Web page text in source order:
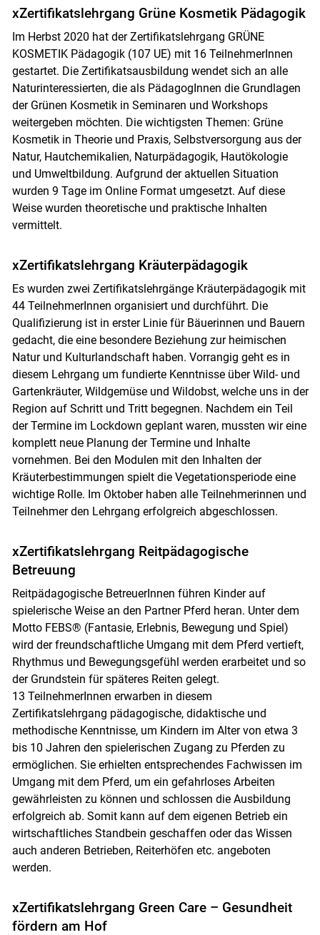
xZertifikatslehrgang Grüne Kosmetik Pädagogik
Im Herbst 2020 hat der Zertifikatslehrgang GRÜNE
KOSMETIK Pädagogik (107 UE) mit 16 TeilnehmerInnen
gestartet. Die Zertifikatsausbildung wendet sich an alle
Naturinteressierten, die als PädagogInnen die Grundlagen
der Grünen Kosmetik in Seminaren und Workshops
weitergeben möchten. Die wichtigsten Themen: Grüne
Kosmetik in Theorie und Praxis, Selbstversorgung aus der
Natur, Hautchemikalien, Naturpädagogik, Hautökologie
und Umweltbildung. Aufgrund der aktuellen Situation
wurden 9 Tage im Online Format umgesetzt. Auf diese
Weise wurden theoretische und praktische Inhalten
vermittelt.
xZertifikatslehrgang Kräuterpädagogik
Es wurden zwei Zertifikatslehrgänge Kräuterpädagogik mit
44 TeilnehmerInnen organisiert und durchführt. Die
Qualifizierung ist in erster Linie für Bäuerinnen und Bauern
gedacht, die eine besondere Beziehung zur heimischen
Natur und Kulturlandschaft haben. Vorrangig geht es in
diesem Lehrgang um fundierte Kenntnisse über Wild- und
Gartenkräuter, Wildgemüse und Wildobst, welche uns in der
Region auf Schritt und Tritt begegnen. Nachdem ein Teil
der Termine im Lockdown geplant waren, mussten wir eine
komplett neue Planung der Termine und Inhalte
vornehmen. Bei den Modulen mit den Inhalten der
Kräuterbestimmungen spielt die Vegetationsperiode eine
wichtige Rolle. Im Oktober haben alle Teilnehmerinnen und
Teilnehmer den Lehrgang erfolgreich abgeschlossen.
xZertifikatslehrgang Reitpädagogische
Betreuung
Reitpädagogische BetreuerInnen führen Kinder auf
spielerische Weise an den Partner Pferd heran. Unter dem
Motto FEBS® (Fantasie, Erlebnis, Bewegung und Spiel)
wird der freundschaftliche Umgang mit dem Pferd vertieft,
Rhythmus und Bewegungsgefühl werden erarbeitet und so
der Grundstein für späteres Reiten gelegt.
13 TeilnehmerInnen erwarben in diesem
Zertifikatslehrgang pädagogische, didaktische und
methodische Kenntnisse, um Kindern im Alter von etwa 3
bis 10 Jahren den spielerischen Zugang zu Pferden zu
ermöglichen. Sie erhielten entsprechendes Fachwissen im
Umgang mit dem Pferd, um ein gefahrloses Arbeiten
gewährleisten zu können und schlossen die Ausbildung
erfolgreich ab. Somit kann auf dem eigenen Betrieb ein
wirtschaftliches Standbein geschaffen oder das Wissen
auch anderen Betrieben, Reiterhöfen etc. angeboten
werden.
xZertifikatslehrgang Green Care – Gesundheit
fördern am Hof